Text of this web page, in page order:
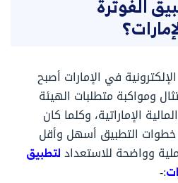
الفوترة
في الإمارات أصبح
ومواكبة متطلبات الهيئة
الإماراتية، وكلما كان
خطوات التطبيق أسهل وأقل
وواضحة للاستعداد لتطبيق
:-